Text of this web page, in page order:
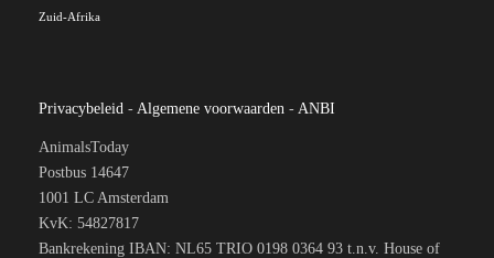
Zuid-Afrika
Privacybeleid - Algemene voorwaarden - ANBI
AnimalsToday
Postbus 14647
1001 LC Amsterdam
KvK: 54827817
Bankrekening IBAN: NL65 TRIO 0198 0364 93 t.n.v. House of